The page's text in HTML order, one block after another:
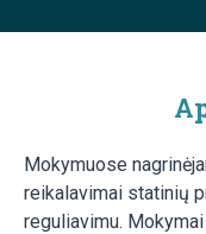
Mokymuose
reikalavimai statinių
reguliavimu.